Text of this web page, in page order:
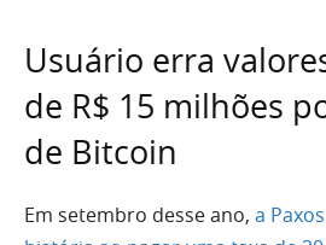
Usuário erra
de R$ 15 milhões
de Bitcoin
Em setembro desse ano, a